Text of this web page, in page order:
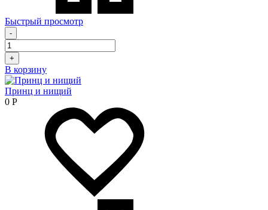
Быстрый просмотр
-
+
В корзину
Принц и нищий
0 Р